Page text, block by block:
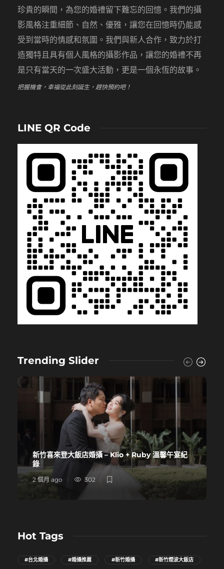
珍貴的瞬間，為您的婚禮留下難忘的回憶。我們的攝
影風格注重細節、自然、優雅，讓您在回憶時仍能感
受到當時的情感和氛圍。我們與新人合作，致力於打
造獨特且具有個人風格的攝影作品，讓您的婚禮不再
是只有當天的一次盛大活動，更是一個永恆的故事。
把握機會，幸福從此刻誕生，趕快預約吧！
LINE QR Code
Trending Slider
新竹喜來登大飯店婚攝 – Klio + Ruby 溫馨午宴紀
錄
2 個月 ago 302
Hot Tags
#台北婚攝 #婚攝推薦 #新竹婚攝 #新竹煙波大飯店